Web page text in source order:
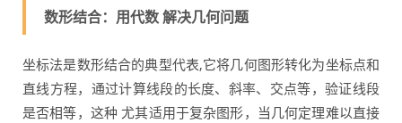
数形结合：用代数 解决几何问题
坐标法是数形结合的典型代表,它将几何图形转化为坐标点和
直线方程，通过计算线段的长度、斜率、交点等，验证线段
是否相等，这种 尤其适用于复杂图形，当几何定理难以直接